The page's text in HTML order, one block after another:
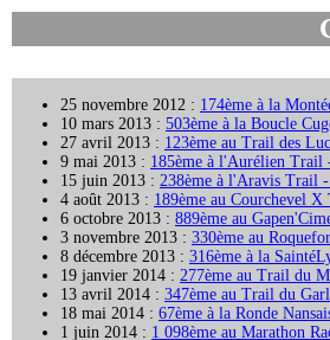
25 novembre 2012 : 174ème à la
10 mars 2013 : 503ème à la Boucle
27 avril 2013 : 123ème au Trail des
9 mai 2013 : 185ème à l'Aurélien Trail
15 juin 2013 : 238ème à l'Aravis Trail
4 août 2013 : 189ème au Courchevel
6 octobre 2013 : 889ème au
3 novembre 2013 : 330ème au
8 décembre 2013 : 316ème à la
19 janvier 2014 : 277ème au Trail du
13 avril 2014 : 347ème au Trail du
18 mai 2014 : 67ème à la Ronde
1 juin 2014 : 1 098ème au Marathon